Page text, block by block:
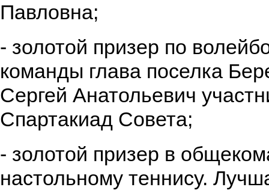
Павловна;
- золотой призер по
команды глава поселка
Сергей Анатольевич
Спартакиад Совета;
- золотой призер в
настольному теннису.